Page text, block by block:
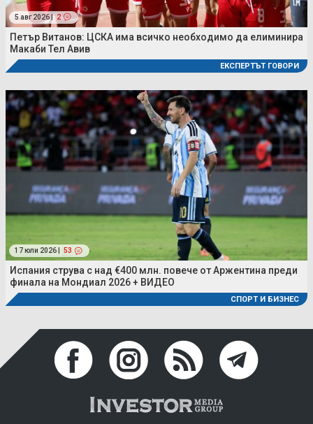
5 авг 2026 | 2
Петър Витанов: ЦСКА има всичко необходимо да елиминира
Макаби Тел Авив
ЕКСПЕРТЪТ ГОВОРИ
17 юли 2026 | 53
Испания струва с над €400 млн. повече от Аржентина преди
финала на Мондиал 2026 + ВИДЕО
СПОРТ И БИЗНЕС